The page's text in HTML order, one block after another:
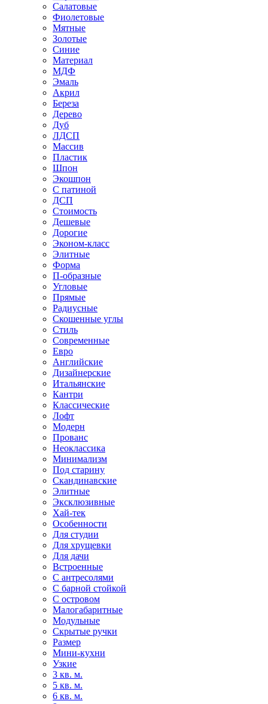
Салатовые
Фиолетовые
Мятные
Золотые
Синие
Материал
МДФ
Эмаль
Акрил
Береза
Дерево
Дуб
ЛДСП
Массив
Пластик
Шпон
Экошпон
С патиной
ДСП
Стоимость
Дешевые
Дорогие
Эконом-класс
Элитные
Форма
П-образные
Угловые
Прямые
Радиусные
Скошенные углы
Стиль
Современные
Евро
Английские
Дизайнерские
Итальянские
Кантри
Классические
Лофт
Модерн
Прованс
Неоклассика
Минимализм
Под старину
Скандинавские
Элитные
Эксклюзивные
Хай-тек
Особенности
Для студии
Для хрущевки
Для дачи
Встроенные
С антресолями
С барной стойкой
С островом
Малогабаритные
Модульные
Скрытые ручки
Размер
Мини-кухни
Узкие
3 кв. м.
5 кв. м.
6 кв. м.